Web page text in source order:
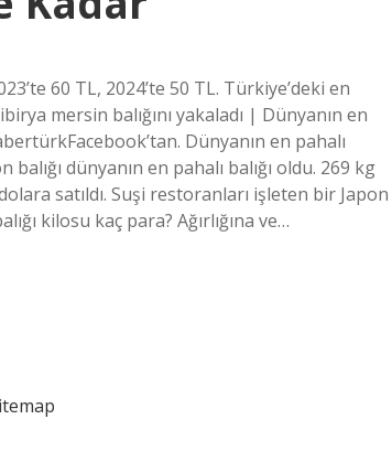
60 TL, 2024’te 50 TL. Türkiye’deki en
mersin balığını yakaladı | Dünyanın en
Dünyanın en pahalı
dünyanın en pahalı balığı oldu. 269 kg
satıldı. Suşi restoranları işleten bir Japon
kilosu kaç para? Ağırlığına ve…